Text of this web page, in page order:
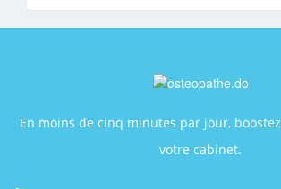
En moins de cinq minutes par jour,
votre cabinet.